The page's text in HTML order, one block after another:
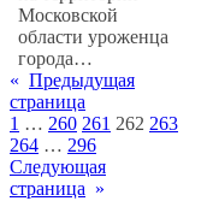
Московской
области уроженца
города…
« Предыдущая
страница
1 … 260 261 262 263
264 … 296
Следующая
страница »